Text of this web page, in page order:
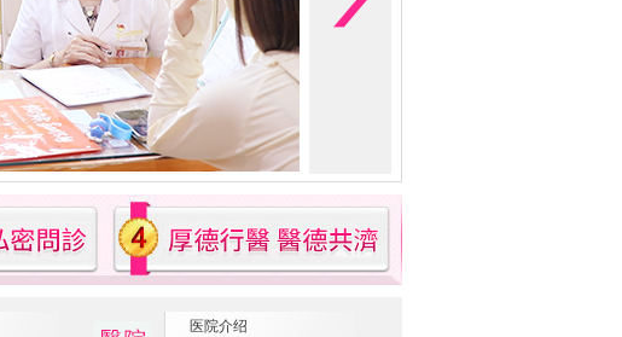
医院介绍